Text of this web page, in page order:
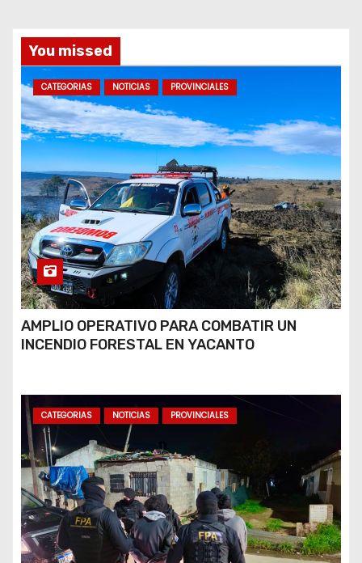
s
You missed
CATEGORIAS NOTICIAS PROVINCIALES
AMPLIO OPERATIVO PARA COMBATIR UN
INCENDIO FORESTAL EN YACANTO
CATEGORIAS NOTICIAS PROVINCIALES